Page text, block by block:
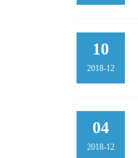
10
2018-12
04
2018-12